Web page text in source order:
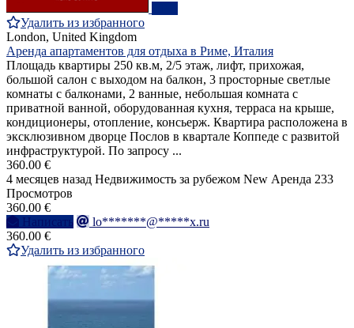
Удалить из избранного
London, United Kingdom
Аренда апартаментов для отдыха в Риме, Италия
Площадь квартиры 250 кв.м, 2/5 этаж, лифт, прихожая,
большой салон с выходом на балкон, 3 просторные светлые
комнаты с балконами, 2 ванные, небольшая комната с
приватной ванной, оборудованная кухня, терраса на крыше,
кондиционеры, отопление, консьерж. Квартира расположена в
эксклюзивном дворце Послов в квартале Коппеде с развитой
инфраструктурой. По запросу ...
360.00 €
4 месяцев назад Недвижимость за рубежом New Аренда 233
Просмотров
360.00 €
Написать
lo*******@*****x.ru
360.00 €
Удалить из избранного